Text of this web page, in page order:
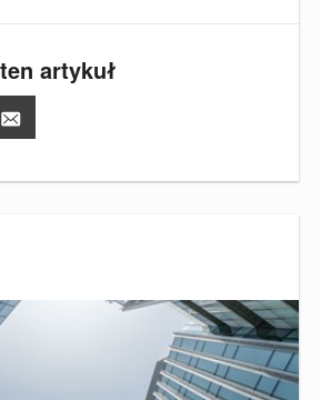
artykuł